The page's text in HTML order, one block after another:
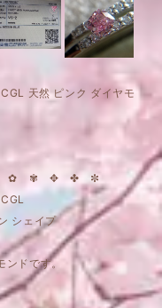
天然 ピンク ダイヤモ
❁ ✿ ✾ ✥ ✤ ✼
シェイプ
ドです。